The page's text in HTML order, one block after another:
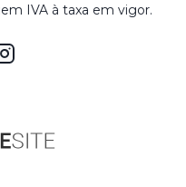
IVA à taxa em vigor.